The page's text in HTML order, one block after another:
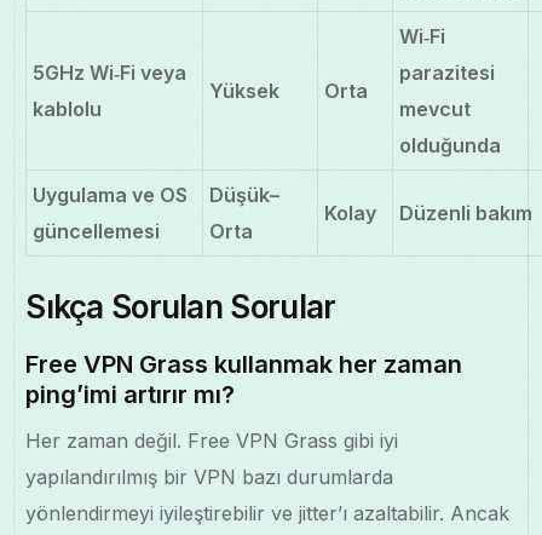
5GHz Wi‑Fi veya
kablolu
Yüksek Orta
Wi‑Fi
parazitesi
mevcut
olduğunda
Uygulama ve OS
güncellemesi
Düşük–
Orta
Kolay Düzenli bakım
Sıkça Sorulan Sorular
Free VPN Grass kullanmak her zaman
ping’imi artırır mı?
Her zaman değil. Free VPN Grass gibi iyi
yapılandırılmış bir VPN bazı durumlarda
yönlendirmeyi iyileştirebilir ve jitter’ı azaltabilir. Ancak